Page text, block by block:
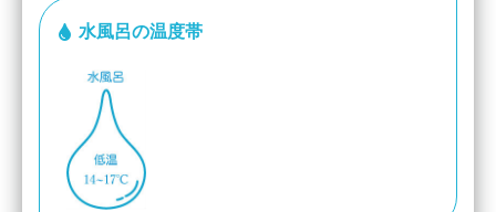
水風呂の温度帯